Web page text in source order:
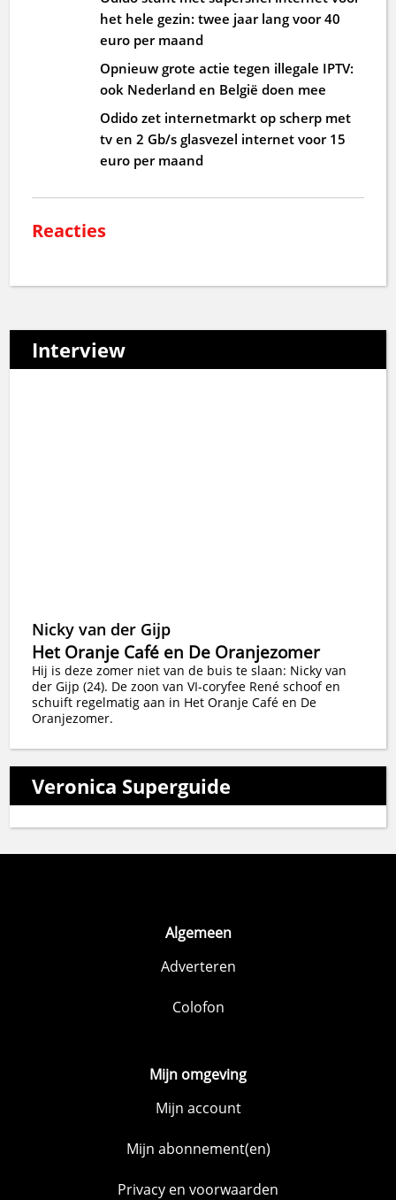
het hele gezin: twee jaar lang voor 40
euro per maand
Opnieuw grote actie tegen illegale IPTV:
ook Nederland en België doen mee
Odido zet internetmarkt op scherp met
tv en 2 Gb/s glasvezel internet voor 15
euro per maand
Reacties
Interview
Nicky van der Gijp
Het Oranje Café en De Oranjezomer
Hij is deze zomer niet van de buis te slaan: Nicky van
der Gijp (24). De zoon van VI-coryfee René schoof en
schuift regelmatig aan in Het Oranje Café en De
Oranjezomer.
Veronica Superguide
Algemeen
Adverteren
Colofon
Mijn omgeving
Mijn account
Mijn abonnement(en)
Privacy en voorwaarden